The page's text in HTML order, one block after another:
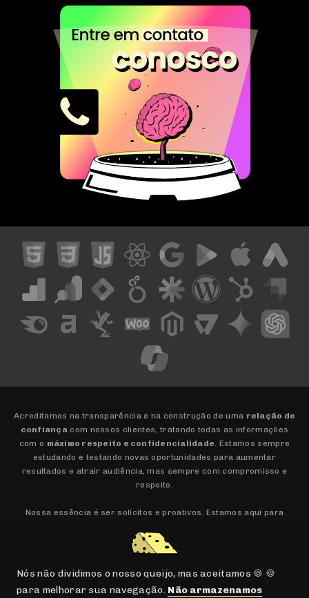
Acreditamos na transparência e na construção de uma relação de
confiançacom nossos clientes, tratando todas as informações
com o máximo respeito e confidencialidade . Estamos sempre
estudando e testando novas oportunidades para aumentar
resultados e atrair audiência, mas sempre com compromisso e
respeito.
Nossa essência é ser solícitos e proativos. Estamos aqui para
garantindo que cada projeto supere as expectativas. Valorizamos a
colaboração e a personalização, adaptando nossas estratégias e
abordagens para atender às necessidades únicas de cada cliente.
ética e a integridade
que todas as ações estejam alinhadas com os valores e interesses
Nós não dividimos o nosso queijo, mas aceitamos 🍪 🍪
para melhorar sua navegação. Não armazenamos